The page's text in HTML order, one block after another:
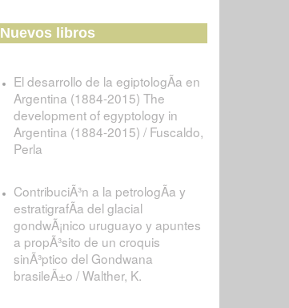
Nuevos libros
El desarrollo de la egiptologÃ­a en
Argentina (1884-2015) The
development of egyptology in
Argentina (1884-2015) / Fuscaldo,
Perla
ContribuciÃ³n a la petrologÃ­a y
estratigrafÃ­a del glacial
gondwÃ¡nico uruguayo y apuntes
a propÃ³sito de un croquis
sinÃ³ptico del Gondwana
brasileÃ±o / Walther, K.